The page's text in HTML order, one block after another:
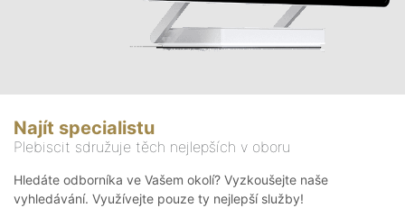
Najít specialistu
Plebiscit sdružuje těch nejlepších v oboru
Hledáte odborníka ve Vašem okolí? Vyzkoušejte naše
vyhledávání. Využívejte pouze ty nejlepší služby!